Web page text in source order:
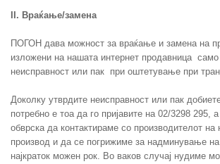
II. Враќање/замена
ПОГОН дава можност за враќање и замена на
изложени на нашата интернет продавница само
неисправност или пак при оштетување при
Доколку утврдите неисправност или пак
потребно е тоа да го пријавите на 02/3298 295,
обврска да контактираме со производителот на
производ и да се погрижиме за надминување
најкраток можен рок. Во ваков случај нудиме